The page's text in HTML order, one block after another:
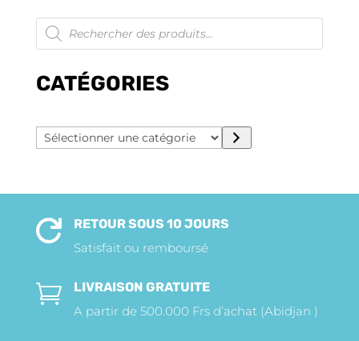
Recherche
de
produits
CATÉGORIES
Sélectionner
une

RETOUR SOUS 10 JOURS
Satisfait ou remboursé

LIVRAISON GRATUITE
A partir de 500.000 Frs d’achat (Abidjan )